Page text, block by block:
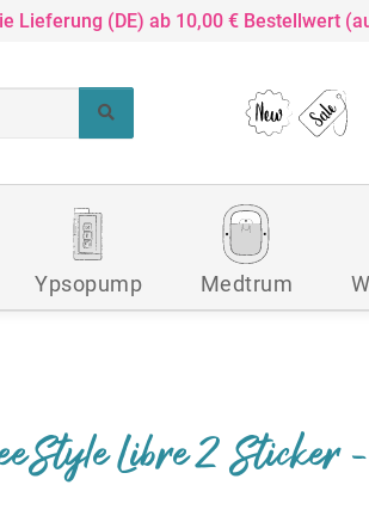
Lieferung (DE) ab 10,00 € Bestellwert
Ypsopump Medtrum
Libre 2 Sticker